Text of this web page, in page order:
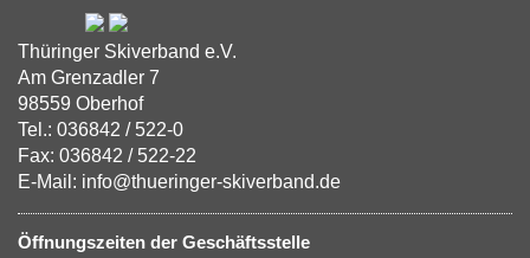
Thüringer Skiverband e.V.
Am Grenzadler 7
98559 Oberhof
Tel.: 036842 / 522-0
Fax: 036842 / 522-22
E-Mail: info@thueringer-skiverband.de
Öffnungszeiten der Geschäftsstelle